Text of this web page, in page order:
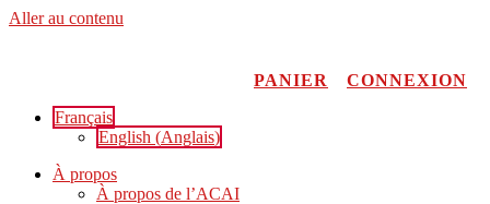
Aller au contenu
PANIER
CONNEXION
Français
English (Anglais)
À propos
À propos de l’ACAI